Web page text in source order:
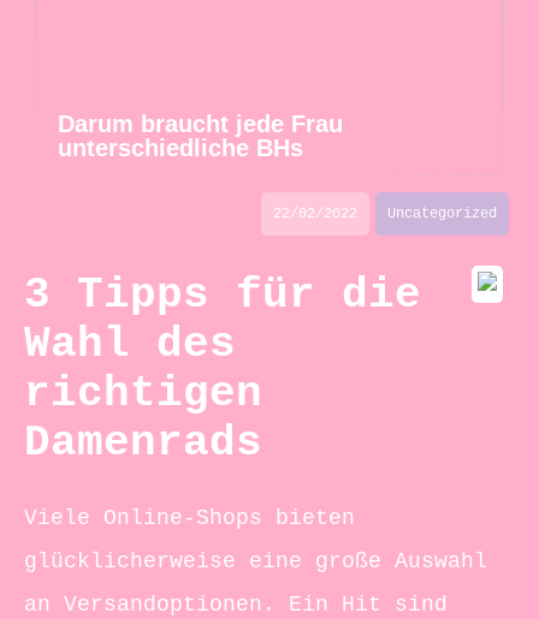
Darum braucht jede Frau
unterschiedliche BHs
22/02/2022 Uncategorized
3 Tipps für die
Wahl des
richtigen
Damenrads
Viele Online-Shops bieten
glücklicherweise eine große Auswahl
an Versandoptionen. Ein Hit sind